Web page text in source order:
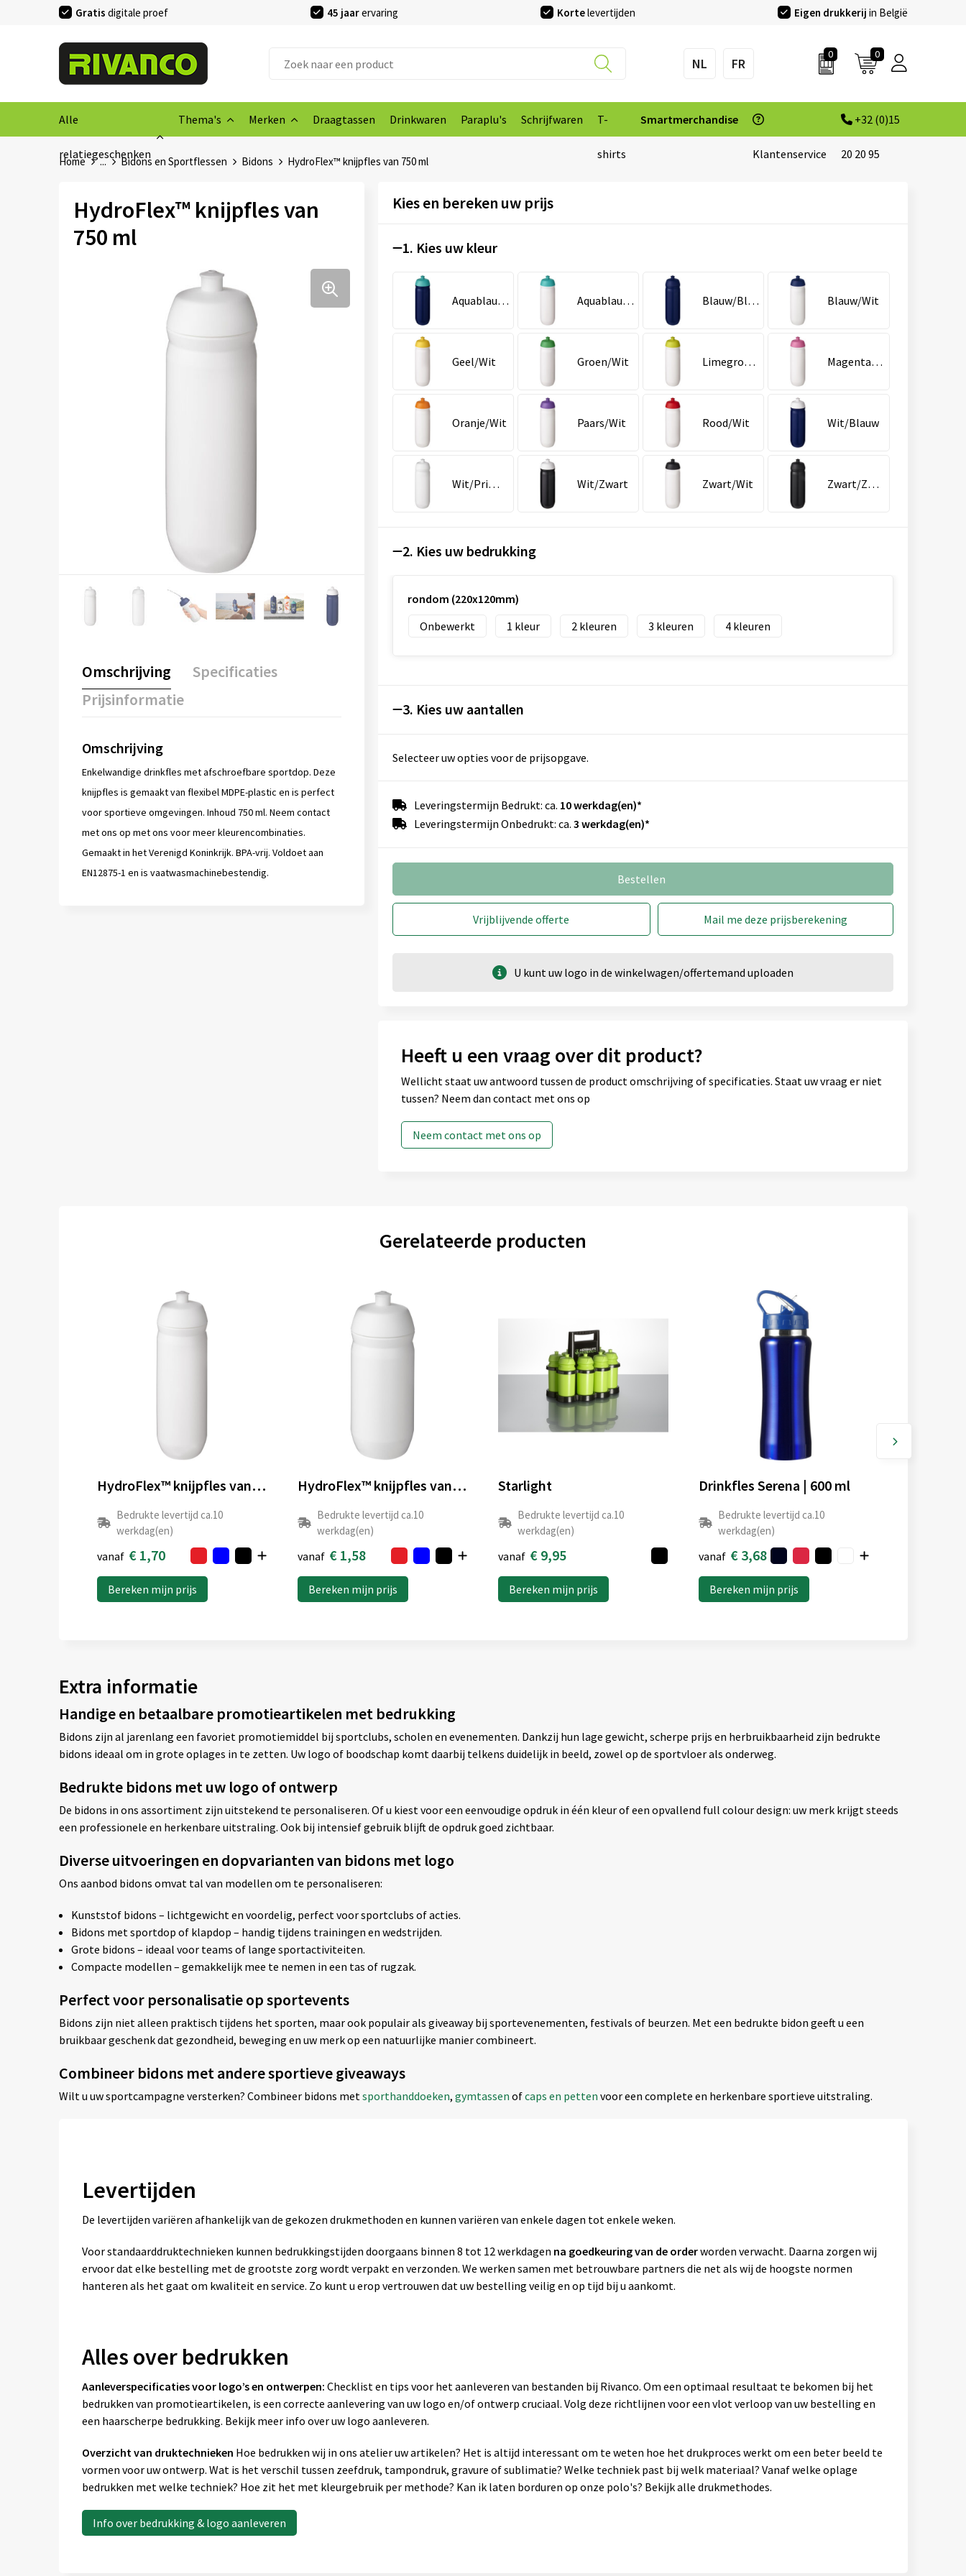
Gratis digitale proef 45 jaarervaring Kortelevertijden Eigen drukkerij in België
NL FR
0 0
Alle
relatiegeschenken
Thema's Merken Draagtassen Drinkwaren Paraplu's Schrijfwaren T-
shirts
Smartmerchandise
Klantenservice
+32 (0)15
20 20 95
Home ... Bidons en Sportflessen Bidons HydroFlex™ knijpfles van 750 ml
HydroFlex™ knijpfles van
750 ml
Omschrijving
Specificaties
Prijsinformatie
Omschrijving
Enkelwandige drinkfles met afschroefbare sportdop. Deze
knijpfles is gemaakt van flexibel MDPE-plastic en is perfect
voor sportieve omgevingen. Inhoud 750 ml. Neem contact
met ons op met ons voor meer kleurencombinaties.
Gemaakt in het Verenigd Koninkrijk. BPA-vrij. Voldoet aan
EN12875-1 en is vaatwasmachinebestendig.
Kies en bereken uw prijs
1. Kies uw kleur
Aquablauw/Blauw Aquablauw/Wit Blauw/Blauw Blauw/Wit
Geel/Wit Groen/Wit Limegroen/Wit Magenta/Wit
Oranje/Wit Paars/Wit Rood/Wit Wit/Blauw
Wit/Primair wit Wit/Zwart Zwart/Wit Zwart/Zwart
2. Kies uw bedrukking
rondom (220x120mm)
Onbewerkt
1 2 3 4
3. Kies uw aantallen
Selecteer uw opties voor de prijsopgave.
Leveringstermijn Bedrukt: ca. 10 werkdag(en)*
Leveringstermijn Onbedrukt: ca. 3 werkdag(en)*
Bestellen
Vrijblijvende offerte Mail me deze prijsberekening
U kunt uw logo in de winkelwagen/offertemand uploaden
Heeft u een vraag over dit product?
Wellicht staat uw antwoord tussen de product omschrijving of specificaties. Staat uw vraag er niet
tussen? Neem dan contact met ons op
Neem contact met ons op
Gerelateerde producten
HydroFlex™ knijpfles van 750 ml
Bedrukte levertijd ca.10
werkdag(en)
vanaf € 1,70
Bereken mijn prijs
HydroFlex™ knijpfles van 500 ml
Bedrukte levertijd ca.10
werkdag(en)
vanaf € 1,58
Bereken mijn prijs
Starlight
Bedrukte levertijd ca.10
werkdag(en)
vanaf € 9,95
Bereken mijn prijs
Drinkfles Serena | 600 ml
Bedrukte levertijd ca.10
werkdag(en)
vanaf € 3,68
Bereken mijn prijs
Extra informatie
Handige en betaalbare promotieartikelen met bedrukking
Bidons zijn al jarenlang een favoriet promotiemiddel bij sportclubs, scholen en evenementen. Dankzij hun lage gewicht, scherpe prijs en herbruikbaarheid zijn bedrukte
bidons ideaal om in grote oplages in te zetten. Uw logo of boodschap komt daarbij telkens duidelijk in beeld, zowel op de sportvloer als onderweg.
Bedrukte bidons met uw logo of ontwerp
De bidons in ons assortiment zijn uitstekend te personaliseren. Of u kiest voor een eenvoudige opdruk in één kleur of een opvallend full colour design: uw merk krijgt steeds
een professionele en herkenbare uitstraling. Ook bij intensief gebruik blijft de opdruk goed zichtbaar.
Diverse uitvoeringen en dopvarianten van bidons met logo
Ons aanbod bidons omvat tal van modellen om te personaliseren:
Kunststof bidons – lichtgewicht en voordelig, perfect voor sportclubs of acties.
Bidons met sportdop of klapdop – handig tijdens trainingen en wedstrijden.
Grote bidons – ideaal voor teams of lange sportactiviteiten.
Compacte modellen – gemakkelijk mee te nemen in een tas of rugzak.
Perfect voor personalisatie op sportevents
Bidons zijn niet alleen praktisch tijdens het sporten, maar ook populair als giveaway bij sportevenementen, festivals of beurzen. Met een bedrukte bidon geeft u een
bruikbaar geschenk dat gezondheid, beweging en uw merk op een natuurlijke manier combineert.
Combineer bidons met andere sportieve giveaways
Wilt u uw sportcampagne versterken? Combineer bidons metsporthanddoeken, gymtassen ofcaps en petten voor een complete en herkenbare sportieve uitstraling.
Levertijden
De levertijden variëren afhankelijk van de gekozen drukmethoden en kunnen variëren van enkele dagen tot enkele weken.
Voor standaarddruktechnieken kunnen bedrukkingstijden doorgaans binnen 8 tot 12 werkdagen na goedkeuring van de orderworden verwacht. Daarna zorgen wij
ervoor dat elke bestelling met de grootste zorg wordt verpakt en verzonden. We werken samen met betrouwbare partners die net als wij de hoogste normen
hanteren als het gaat om kwaliteit en service. Zo kunt u erop vertrouwen dat uw bestelling veilig en op tijd bij u aankomt.
Alles over bedrukken
Aanleverspecificaties voor logo’s en ontwerpen: Checklist en tips voor het aanleveren van bestanden bij Rivanco. Om een optimaal resultaat te bekomen bij het
bedrukken van promotieartikelen, is een correcte aanlevering van uw logo en/of ontwerp cruciaal. Volg deze richtlijnen voor een vlot verloop van uw bestelling en
een haarscherpe bedrukking. Bekijk meer info over uw logo aanleveren.
Overzicht van druktechnieken Hoe bedrukken wij in ons atelier uw artikelen? Het is altijd interessant om te weten hoe het drukproces werkt om een beter beeld te
vormen voor uw ontwerp. Wat is het verschil tussen zeefdruk, tampondruk, gravure of sublimatie? Welke techniek past bij welk materiaal? Vanaf welke oplage
bedrukken met welke techniek? Hoe zit het met kleurgebruik per methode? Kan ik laten borduren op onze polo's? Bekijk alle drukmethodes.
Info over bedrukking & logo aanleveren